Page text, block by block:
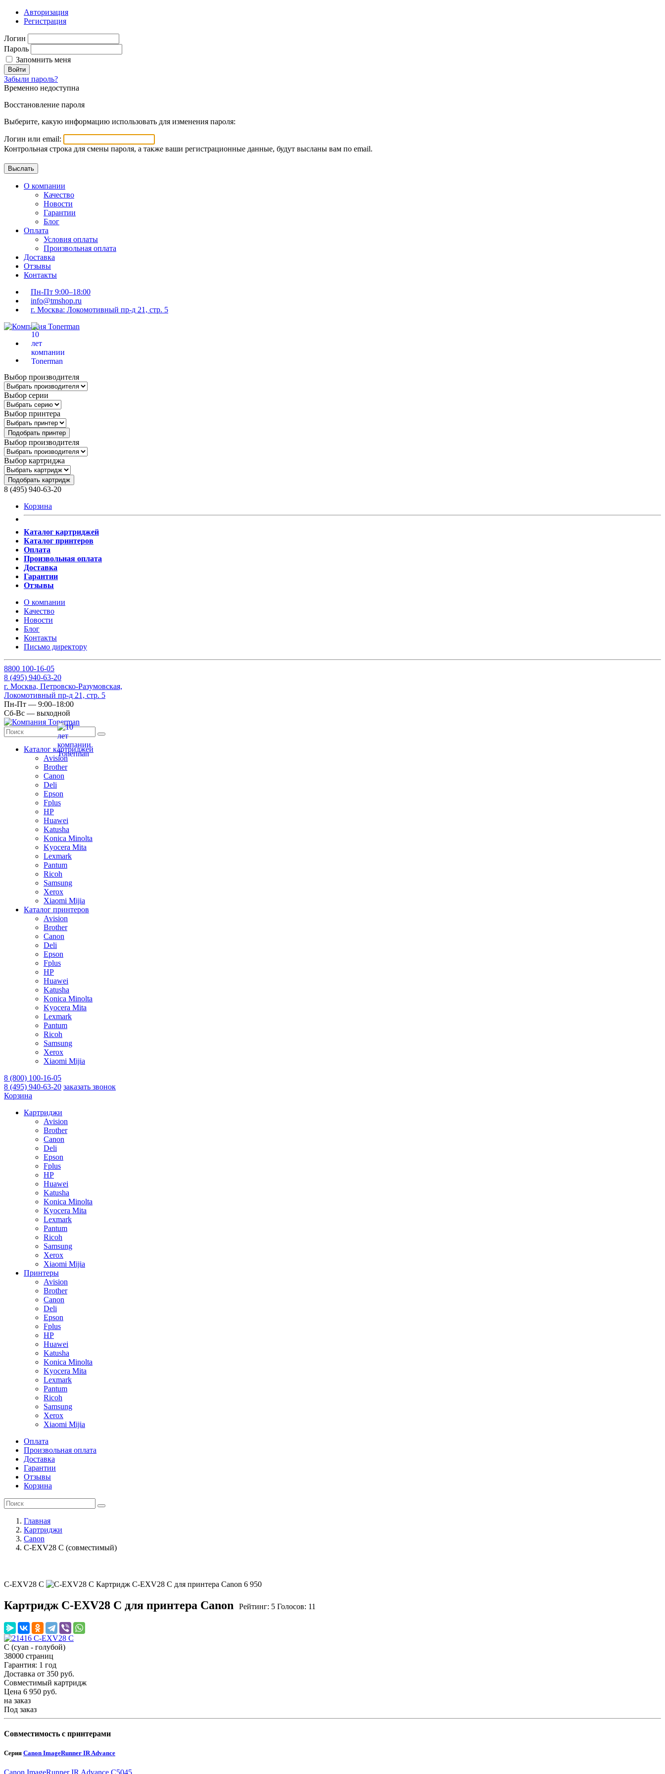
Авторизация
Регистрация
Логин
Пароль
Запомнить меня
Войти
Забыли пароль?
Временно недоступна
Восстановление пароля
Выберите, какую информацию использовать для изменения пароля:
Логин или email:
Контрольная строка для смены пароля, а также ваши регистрационные данные, будут высланы вам по email.
О компании
Качество
Новости
Гарантии
Блог
Оплата
Условия оплаты
Произвольная оплата
Доставка
Отзывы
Контакты
Пн-Пт 9:00–18:00
info@tmshop.ru
г. Москва: Локомотивный пр-д 21, стр. 5
Выбор производителя
Выбор серии
Выбор принтера
Подобрать принтер
Выбор производителя
Выбор картриджа
Подобрать картридж
8 (495) 940-63-20
Корзина
Каталог картриджей
Каталог принтеров
Оплата
Произвольная оплата
Доставка
Гарантии
Отзывы
О компании
Качество
Новости
Блог
Контакты
Письмо директору
8800 100-16-05
8 (495) 940-63-20
г. Москва, Петровско-Разумовская,
Локомотивный пр-д 21, стр. 5
Пн-Пт — 9:00–18:00
Сб-Вс — выходной
Каталог картриджей
Avision
Brother
Canon
Deli
Epson
Fplus
HP
Huawei
Katusha
Konica Minolta
Kyocera Mita
Lexmark
Pantum
Ricoh
Samsung
Xerox
Xiaomi Mijia
Каталог принтеров
Avision
Brother
Canon
Deli
Epson
Fplus
HP
Huawei
Katusha
Konica Minolta
Kyocera Mita
Lexmark
Pantum
Ricoh
Samsung
Xerox
Xiaomi Mijia
8 (800) 100-16-05
8 (495) 940-63-20 заказать звонок
Корзина
Картриджи
Avision
Brother
Canon
Deli
Epson
Fplus
HP
Huawei
Katusha
Konica Minolta
Kyocera Mita
Lexmark
Pantum
Ricoh
Samsung
Xerox
Xiaomi Mijia
Принтеры
Avision
Brother
Canon
Deli
Epson
Fplus
HP
Huawei
Katusha
Konica Minolta
Kyocera Mita
Lexmark
Pantum
Ricoh
Samsung
Xerox
Xiaomi Mijia
Оплата
Произвольная оплата
Доставка
Гарантии
Отзывы
Корзина
Главная
Картриджи
Canon
C-EXV28 C (совместимый)
C-EXV28 C Картридж C-EXV28 C для принтера Canon 6 950
Картридж C-EXV28 C для принтера Canon Рейтинг: 5 Голосов: 11
C (cyan - голубой)
38000 страниц
Гарантия: 1 год
Доставка от 350 руб.
Совместимый картридж
Цена 6 950 руб.
на заказ
Под заказ
Совместимость с принтерами
Серия Canon ImageRunner IR Advance